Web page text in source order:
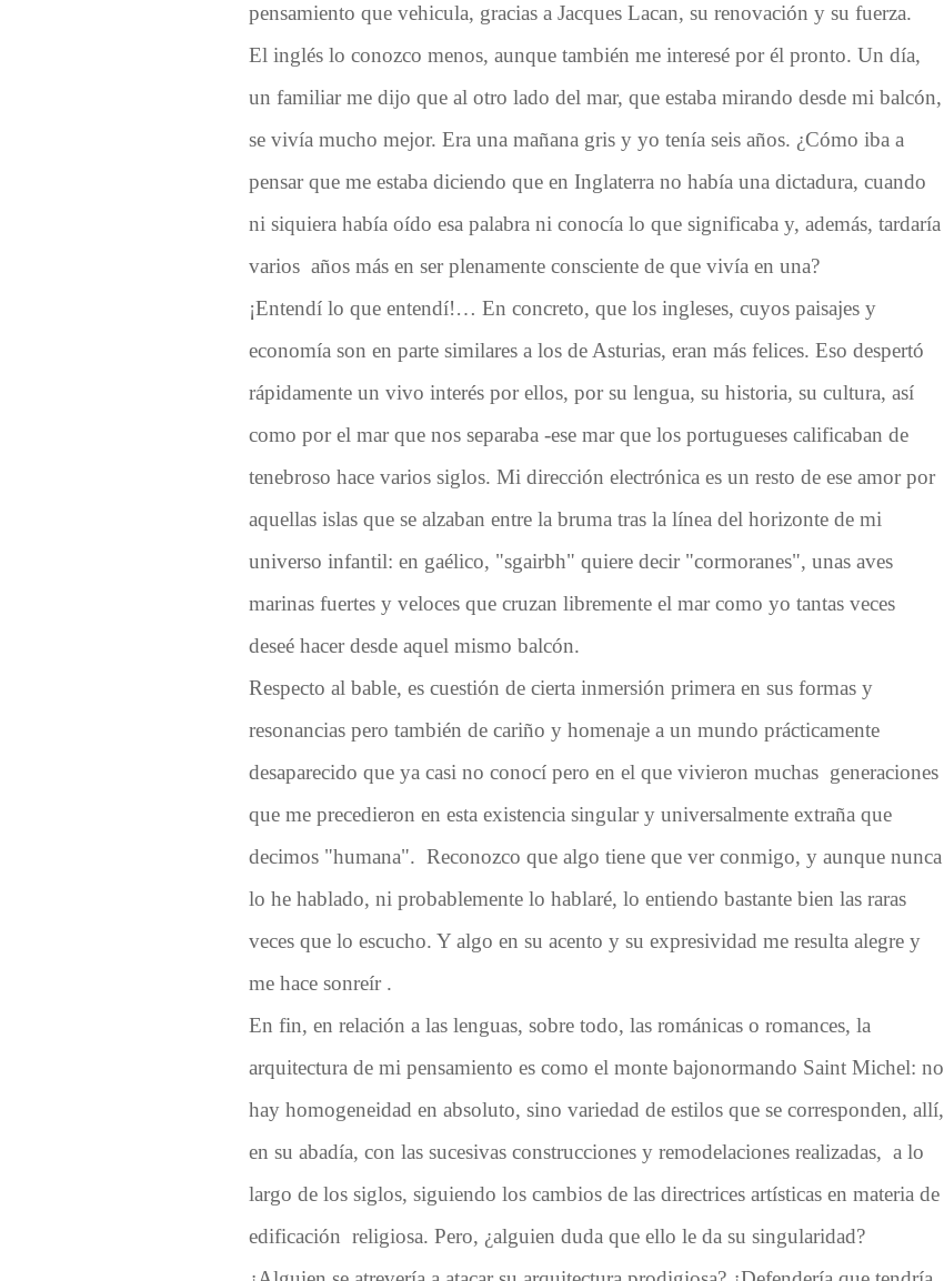
pensamiento que vehicula, gracias a Jacques Lacan, su renovación y su fuerza.
El inglés lo conozco menos, aunque también me interesé por él pronto. Un día,
un familiarme dijo que al otro lado del mar, que estaba mirando desde mi balcón,
se vivía mucho mejor. Era una mañana gris y yo tenía seis años. ¿Cómo iba a
pensar que me estaba diciendo que en Inglaterra no había una dictadura, cuando
ni siquiera había oído esa palabra ni conocía lo que significaba y, además, tardaría
varios años más en ser plenamente consciente de que vivía en una?
¡Entendí lo que entendí!… En concreto, que los ingleses, cuyos paisajes y
economía son en parte similares a los de Asturias, eran más felices. Eso despertó
rápidamente un vivo interés por ellos, por su lengua, su historia, su cultura, así
como por el mar que nos separaba -ese mar que los portugueses calificaban de
tenebroso hace varios siglos. Mi dirección electrónica es un resto de ese amor por
aquellas islas que se alzaban entre la bruma tras la línea del horizonte de mi
universo infantil: en gaélico, "sgairbh" quiere decir "cormoranes", unas aves
marinas fuertes y veloces que cruzan libremente el mar como yo tantas veces
deseé hacer desde aquel mismo balcón.
Respecto al bable, es cuestión de cierta inmersión primera en sus formas y
resonancias pero también de cariño y homenaje a un mundo prácticamente
desaparecido que ya casi no conocí pero en el que vivieron muchas generaciones
que me precedieron en esta existencia singular y universalmente extraña que
decimos "humana". Reconozco que algo tiene que ver conmigo, y aunque nunca
lo he hablado, ni probablemente lo hablaré, lo entiendo bastante bien las raras
veces que lo escucho. Y algo en su acento y su expresividad me resulta alegre y
me hace sonreír .
En fin, en relación a las lenguas, sobre todo, las románicas o romances, la
arquitectura de mi pensamiento es como el monte bajonormando Saint Michel: no
hay homogeneidad en absoluto, sino variedad de estilos que se corresponden, allí,
en su abadía, con las sucesivas construcciones y remodelaciones realizadas, a lo
largo de los siglos, siguiendo los cambios de las directrices artísticas en materia de
edificación religiosa. Pero, ¿alguien duda que ello le da su singularidad?